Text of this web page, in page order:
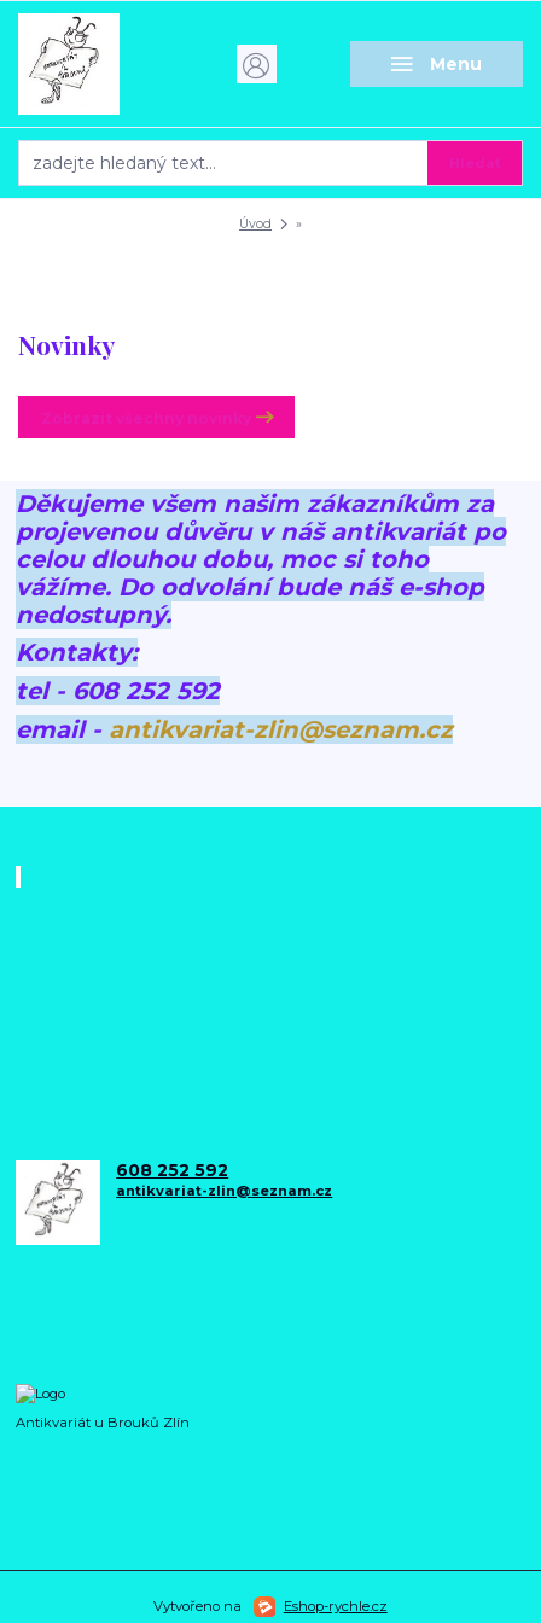
Menu
Úvod »
Novinky
Děkujeme všem našim zákazníkům za
projevenou důvěru v náš antikvariát po
celou dlouhou dobu, moc si toho
vážíme. Do odvolání bude náš e-shop
nedostupný.
Kontakty:
tel - 608 252 592
email - antikvariat-zlin@seznam.cz
608 252 592
antikvariat-zlin@seznam.cz
Antikvariát u Brouků Zlín
Vytvořeno na Eshop-rychle.cz